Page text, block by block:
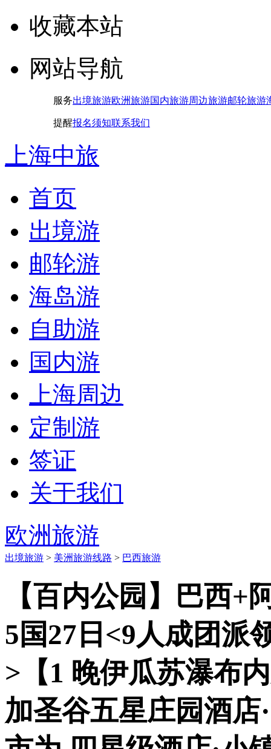
收藏本站
网站导航
服务出境旅游欧洲旅游国内旅游周边旅游邮轮旅游
提醒报名须知联系我们
上海中旅
首页
出境游
邮轮游
海岛游
自助游
国内游
上海周边
定制游
签证
关于我们
欧洲旅游
出境旅游 > 美洲旅游线路 > 巴西旅游
【百内公园】巴西+
5国27日<9人成团派
>【1 晚伊瓜苏瀑布
加圣谷五星庄园酒店